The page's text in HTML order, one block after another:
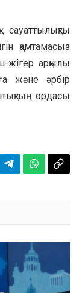
қамтамасыз
жігер арқылы
және әрбір
ордасы
TelegramWhatsApp
Copy